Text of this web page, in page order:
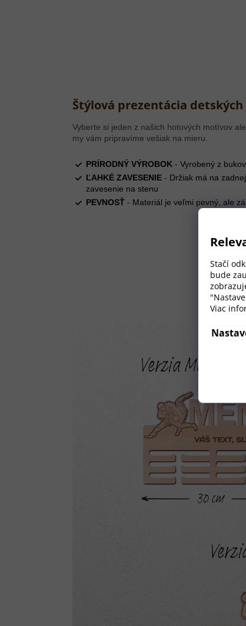
Stačí
bude
Viac
Štýlová prezentácia
Vyberte si jeden z našich hotových motívov
my vám pripravíme vešiak na mieru.
PRÍRODNÝ VÝROBOK - Vyrobený z
ĽAHKÉ ZAVESENIE - Držiak má na
zavesenie na stenu
PEVNOSŤ - Materiál je veľmi pevný, ale